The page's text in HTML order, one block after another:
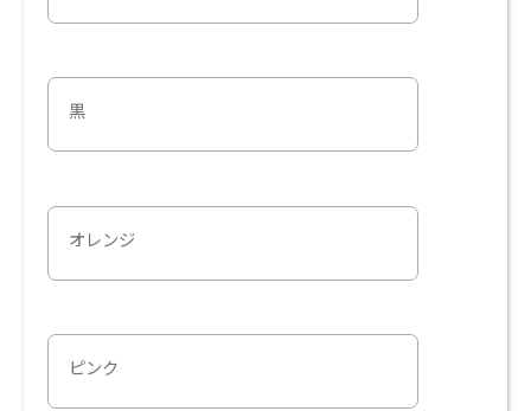
黒
オレンジ
ピンク